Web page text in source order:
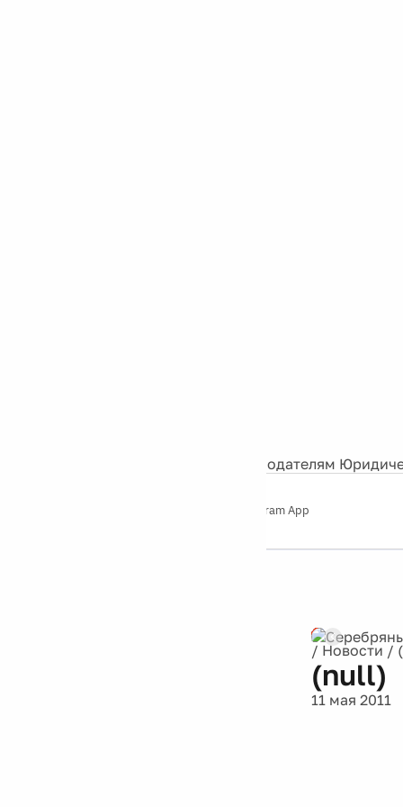
Рекламодателям
Telegram App
/ Новости /
(null)
11 мая 2011